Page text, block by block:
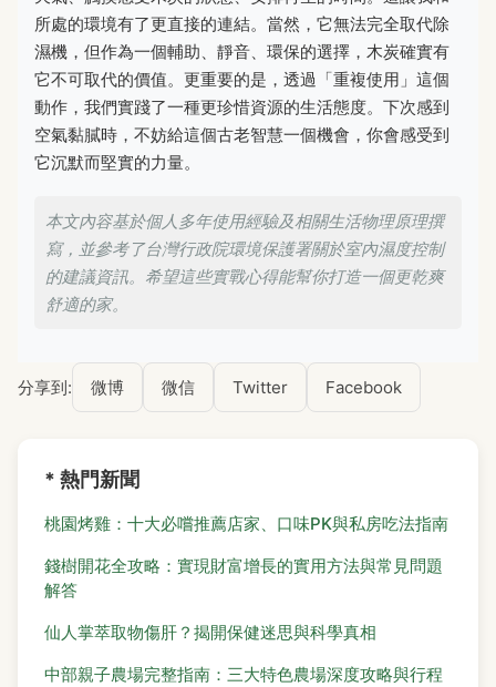
所處的環境有了更直接的連結。當然，它無法完全取代除
濕機，但作為一個輔助、靜音、環保的選擇，木炭確實有
它不可取代的價值。更重要的是，透過「重複使用」這個
動作，我們實踐了一種更珍惜資源的生活態度。下次感到
空氣黏膩時，不妨給這個古老智慧一個機會，你會感受到
它沉默而堅實的力量。
本文內容基於個人多年使用經驗及相關生活物理原理撰
寫，並參考了台灣行政院環境保護署關於室內濕度控制
的建議資訊。希望這些實戰心得能幫你打造一個更乾爽
舒適的家。
分享到: 微博 微信 Twitter Facebook
* 熱門新聞
桃園烤雞：十大必嚐推薦店家、口味PK與私房吃法指南
錢樹開花全攻略：實現財富增長的實用方法與常見問題
解答
仙人掌萃取物傷肝？揭開保健迷思與科學真相
中部親子農場完整指南：三大特色農場深度攻略與行程